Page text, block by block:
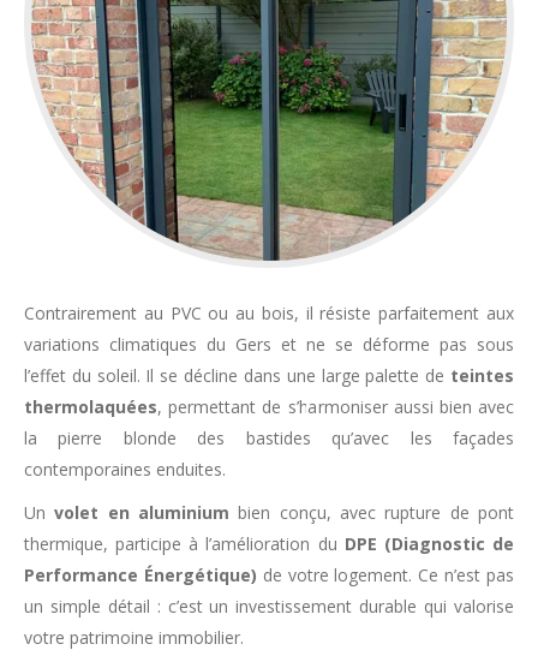
Contrairement au PVC ou au bois, il résiste parfaitement aux
variations climatiques du Gers et ne se déforme pas sous
l’effet du soleil. Il se décline dans une large palette de teintes
thermolaquées, permettant de s’harmoniser aussi bien avec
la pierre blonde des bastides qu’avec les façades
contemporaines enduites.
Unvolet en aluminium bien conçu, avec rupture de pont
thermique, participe à l’amélioration du DPE (Diagnostic de
Performance Énergétique) de votre logement. Ce n’est pas
un simple détail : c’est un investissement durable qui valorise
votre patrimoine immobilier.